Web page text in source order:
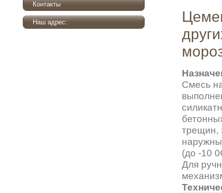
Контакты
Наш адрес:
Смесь
трещин,
(до -10
Для